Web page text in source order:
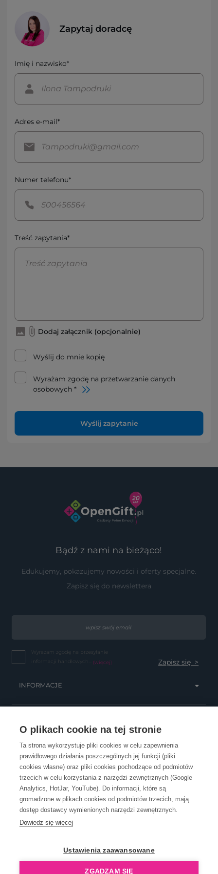
O plikach cookie na tej stronie
Ta strona wykorzystuje pliki cookies w celu zapewnienia
prawidłowego działania poszczególnych jej funkcji (pliki
cookies własne) oraz pliki cookies pochodzące od podmiotów
trzecich w celu korzystania z narzędzi zewnętrznych (Google
Analytics, HotJar, YouTube). Do informacji, które są
gromadzone w plikach cookies od podmiotów trzecich, mają
dostęp dostawcy wymienionych narzędzi zewnętrznych.
Dowiedz się więcej
Ustawienia zaawansowane
ZGADZAM SIĘ
Zapytaj doradcę
Imię i nazwisko*
Adres e-mail*
Numer telefonu*
Treść zapytania*
Dodaj załącznik (opcjonalnie)
Wyślij do mnie kopię
Wyrażam zgodę na przetwarzanie danych
osobowych *
Wyślij zapytanie
Bądź z nami na bieżąco!
Edukujemy, pokazujemy nowości i oferty specjalne.
Zapisz się do newslettera
Wyrażam zgodę na przesyłanie
informacji handlowych... (więcej)
INFORMACJE
OBSŁUGA KLIENTA
KONTAKT
OpenGift jest częścią ReflectGroup.